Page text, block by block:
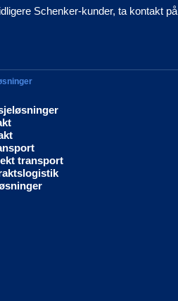
Schenker-kunder, ta kontakt
transport